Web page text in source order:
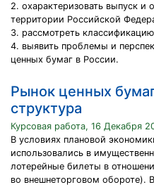
2. охарактеризовать выпуск
территории Российской
3. рассмотреть
4. выявить проблемы и
ценных бумаг в России.
Рынок ценных
структура
Курсовая работа, 16 Декабря
В условиях плановой
использовались в
лотерейные билеты в
во внешнеторговом обороте).